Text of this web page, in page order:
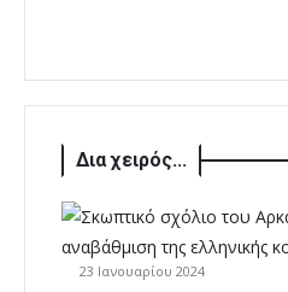
Δια χειρός...
23 Ιανουαρίου 2024